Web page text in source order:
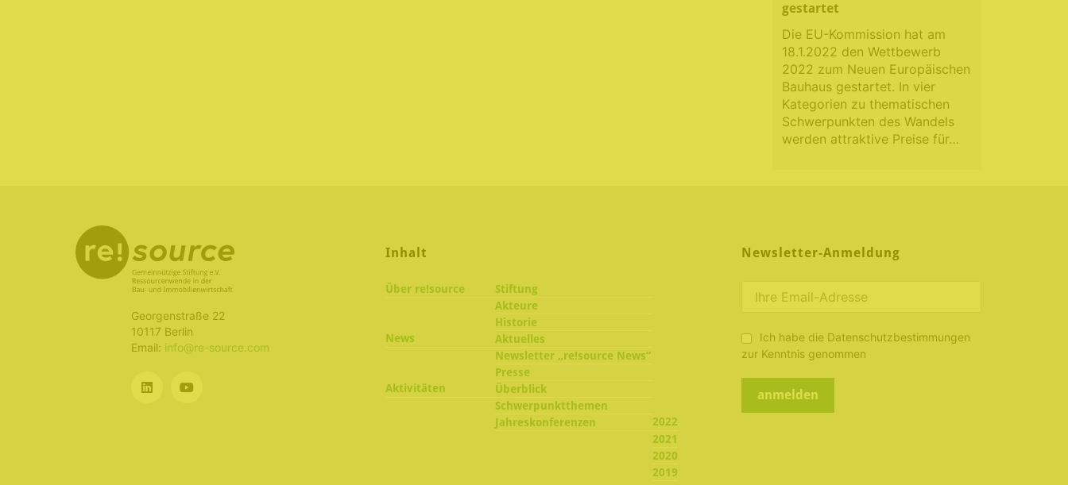
gestartet
Die EU-Kommission hat am
18.1.2022 den Wettbewerb
2022 zum Neuen Europäischen
Bauhaus gestartet. In vier
Kategorien zu thematischen
Schwerpunkten des Wandels
werden attraktive Preise für…
Georgenstraße 22
10117 Berlin
Email: info@re-source.com
Inhalt
Über re!source
Stiftung
Akteure
Historie
News
Aktuelles
Newsletter „re!source News“
Presse
Aktivitäten
Überblick
Schwerpunktthemen
Jahreskonferenzen
2022
2021
2020
2019
Newsletter-Anmeldung
Ich habe die Datenschutzbestimmungen
zur Kenntnis genommen